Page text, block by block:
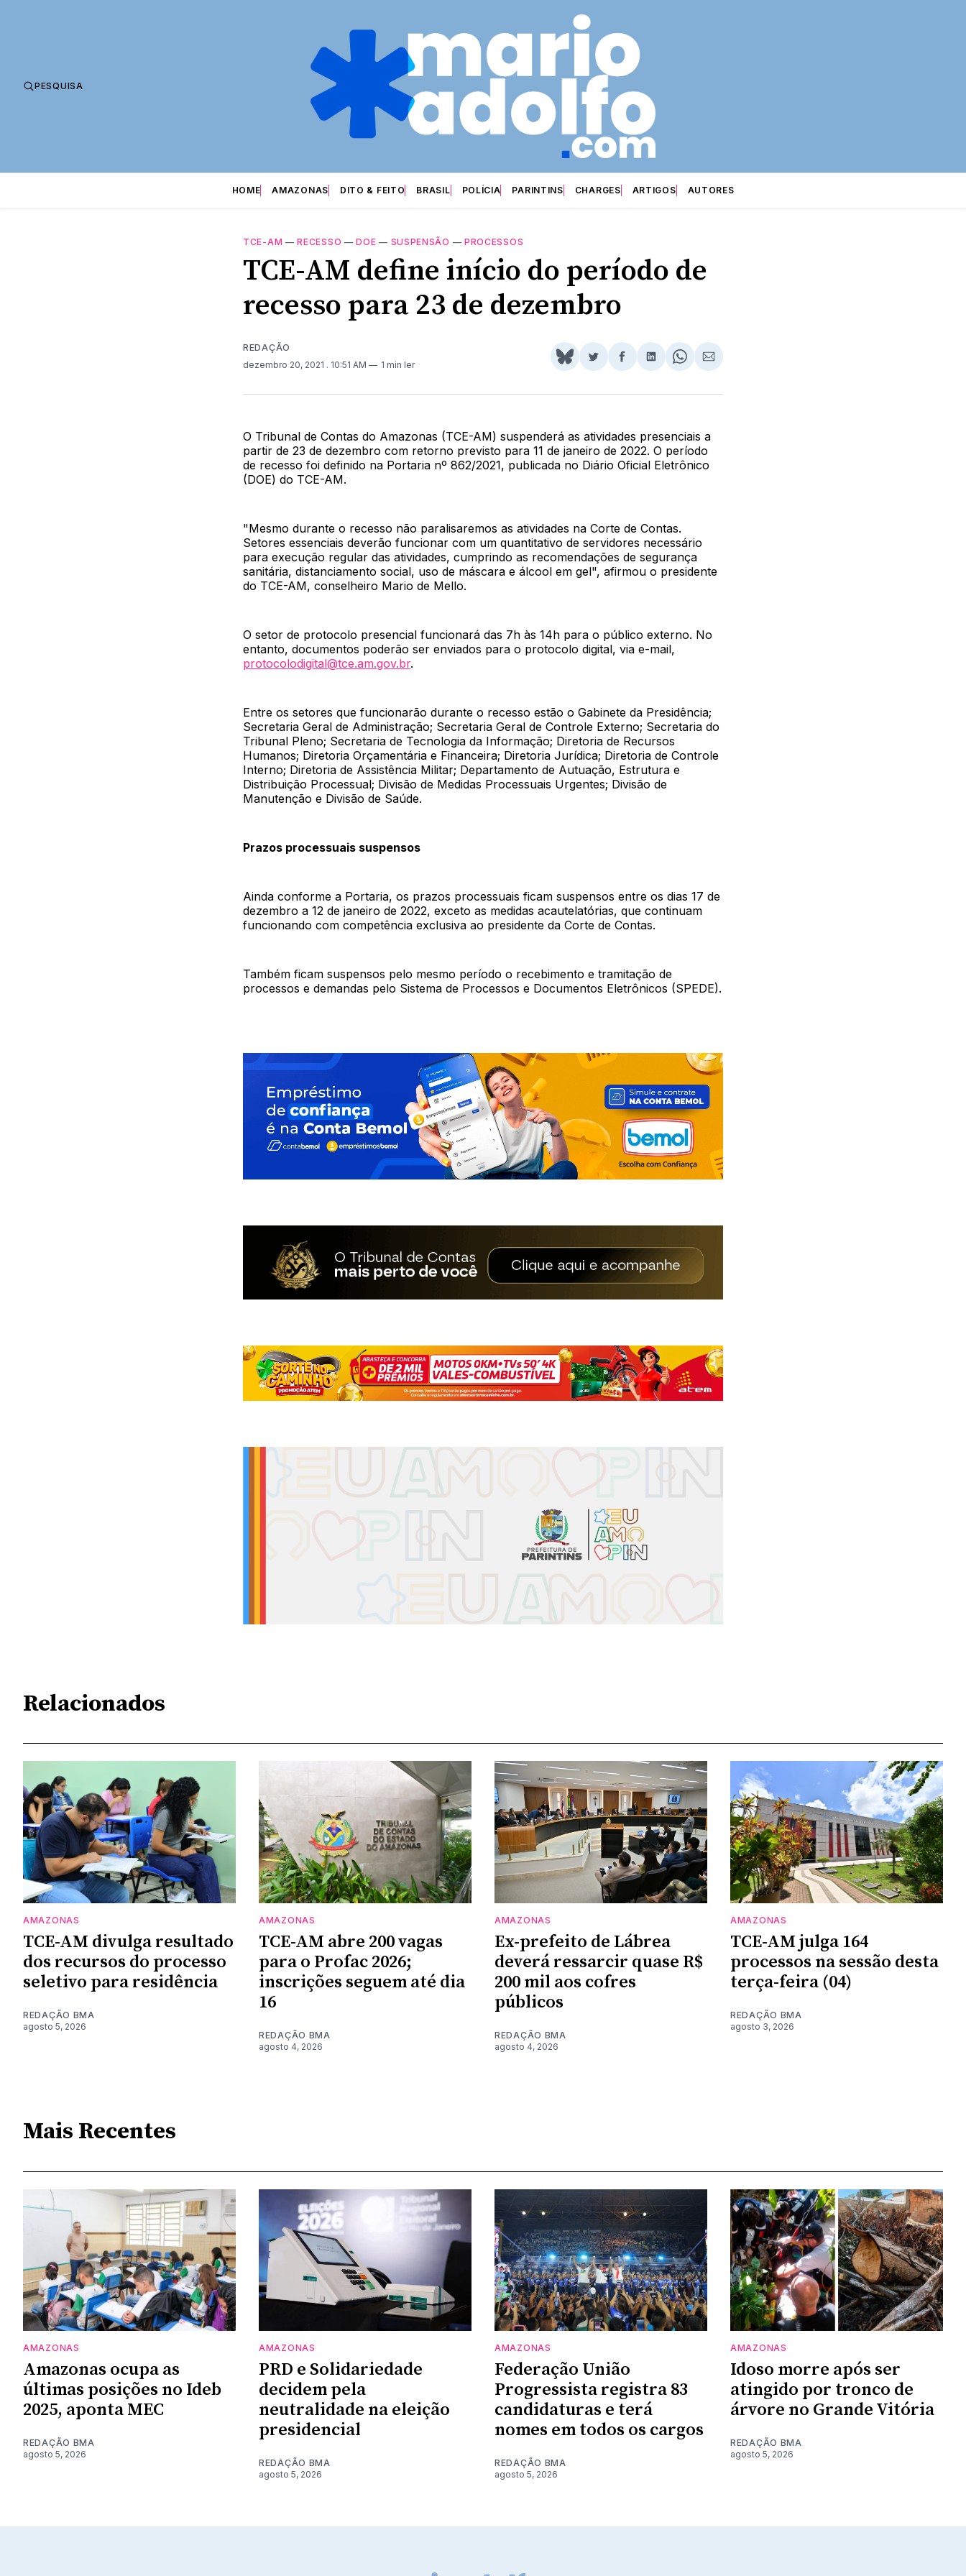
PESQUISA
HOME AMAZONAS DITO & FEITO BRASIL POLÍCIA PARINTINS CHARGES ARTIGOS AUTORES
TCE-AM —RECESSO —DOE — SUSPENSÃO — PROCESSOS
TCE-AM define início do período de
recesso para 23 de dezembro
REDAÇÃO
dezembro 20, 2021 . 10:51 AM 1 min ler
Share
BlueSky
Compartilhar
Twitter
Compartilhar
Facebook
Compartilhar
LinkedIn
Share
WhatsApp
Compartilhar
Email
O Tribunal de Contas do Amazonas (TCE-AM) suspenderá as atividades presenciais a
partir de 23 de dezembro com retorno previsto para 11 de janeiro de 2022. O período
de recesso foi definido na Portaria nº 862/2021, publicada no Diário Oficial Eletrônico
(DOE) do TCE-AM.
"Mesmo durante o recesso não paralisaremos as atividades na Corte de Contas.
Setores essenciais deverão funcionar com um quantitativo de servidores necessário
para execução regular das atividades, cumprindo as recomendações de segurança
sanitária, distanciamento social, uso de máscara e álcool em gel", afirmou o presidente
do TCE-AM, conselheiro Mario de Mello.
O setor de protocolo presencial funcionará das 7h às 14h para o público externo. No
entanto, documentos poderão ser enviados para o protocolo digital, via e-mail,
protocolodigital@tce.am.gov.br.
Entre os setores que funcionarão durante o recesso estão o Gabinete da Presidência;
Secretaria Geral de Administração; Secretaria Geral de Controle Externo; Secretaria do
Tribunal Pleno; Secretaria de Tecnologia da Informação; Diretoria de Recursos
Humanos; Diretoria Orçamentária e Financeira; Diretoria Jurídica; Diretoria de Controle
Interno; Diretoria de Assistência Militar; Departamento de Autuação, Estrutura e
Distribuição Processual; Divisão de Medidas Processuais Urgentes; Divisão de
Manutenção e Divisão de Saúde.
Prazos processuais suspensos
Ainda conforme a Portaria, os prazos processuais ficam suspensos entre os dias 17 de
dezembro a 12 de janeiro de 2022, exceto as medidas acautelatórias, que continuam
funcionando com competência exclusiva ao presidente da Corte de Contas.
Também ficam suspensos pelo mesmo período o recebimento e tramitação de
processos e demandas pelo Sistema de Processos e Documentos Eletrônicos (SPEDE).
Relacionados
AMAZONAS
TCE-AM divulga resultado
dos recursos do processo
seletivo para residência
REDAÇÃO BMA
agosto 5, 2026
AMAZONAS
​TCE-AM abre 200 vagas
para o Profac 2026;
inscrições seguem até dia
16
REDAÇÃO BMA
agosto 4, 2026
AMAZONAS
Ex-prefeito de Lábrea
deverá ressarcir quase R$
200 mil aos cofres
públicos
REDAÇÃO BMA
agosto 4, 2026
AMAZONAS
TCE-AM julga 164
processos na sessão desta
terça-feira (04)
REDAÇÃO BMA
agosto 3, 2026
Mais Recentes
AMAZONAS
Amazonas ocupa as
últimas posições no Ideb
2025, aponta MEC
REDAÇÃO BMA
agosto 5, 2026
AMAZONAS
PRD e Solidariedade
decidem pela
neutralidade na eleição
presidencial
REDAÇÃO BMA
agosto 5, 2026
AMAZONAS
Federação União
Progressista registra 83
candidaturas e terá
nomes em todos os cargos
REDAÇÃO BMA
agosto 5, 2026
AMAZONAS
Idoso morre após ser
atingido por tronco de
árvore no Grande Vitória
REDAÇÃO BMA
agosto 5, 2026